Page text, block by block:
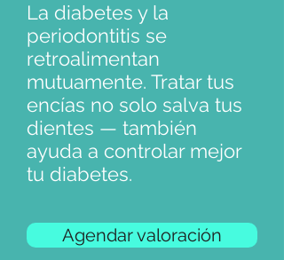
La diabetes y la
periodontitis se
retroalimentan
mutuamente. Tratar tus
encías no solo salva tus
dientes — también
ayuda a controlar mejor
tu diabetes.
Agendar valoración